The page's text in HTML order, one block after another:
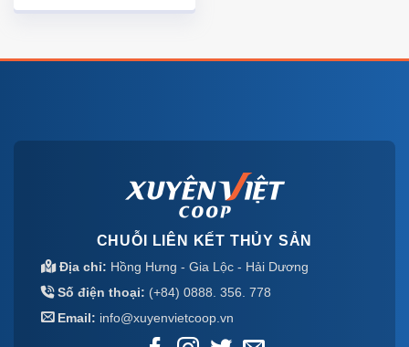
CHUỖI LIÊN KẾT THỦY SẢN
Địa chỉ: Hồng Hưng - Gia Lộc - Hải Dương
Số điện thoại: (+84) 0888. 356. 778
Email: info@xuyenvietcoop.vn